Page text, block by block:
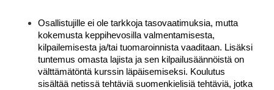
Osallistujille ei ole tarkkoja tasovaatimuksia, mutta
kokemusta keppihevosilla valmentamisesta,
kilpailemisesta ja/tai tuomaroinnista vaaditaan. Lisäksi
tuntemus omasta lajista ja sen kilpailusäännöistä on
välttämätöntä kurssin läpäisemiseksi. Koulutus
sisältää netissä tehtäviä suomenkielisiä tehtäviä, jotka